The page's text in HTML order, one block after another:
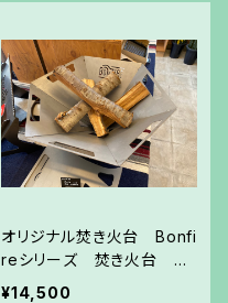
オリジナル焚き火台 Bonfi
reシリーズ 焚き火台 He
xa
¥14,500